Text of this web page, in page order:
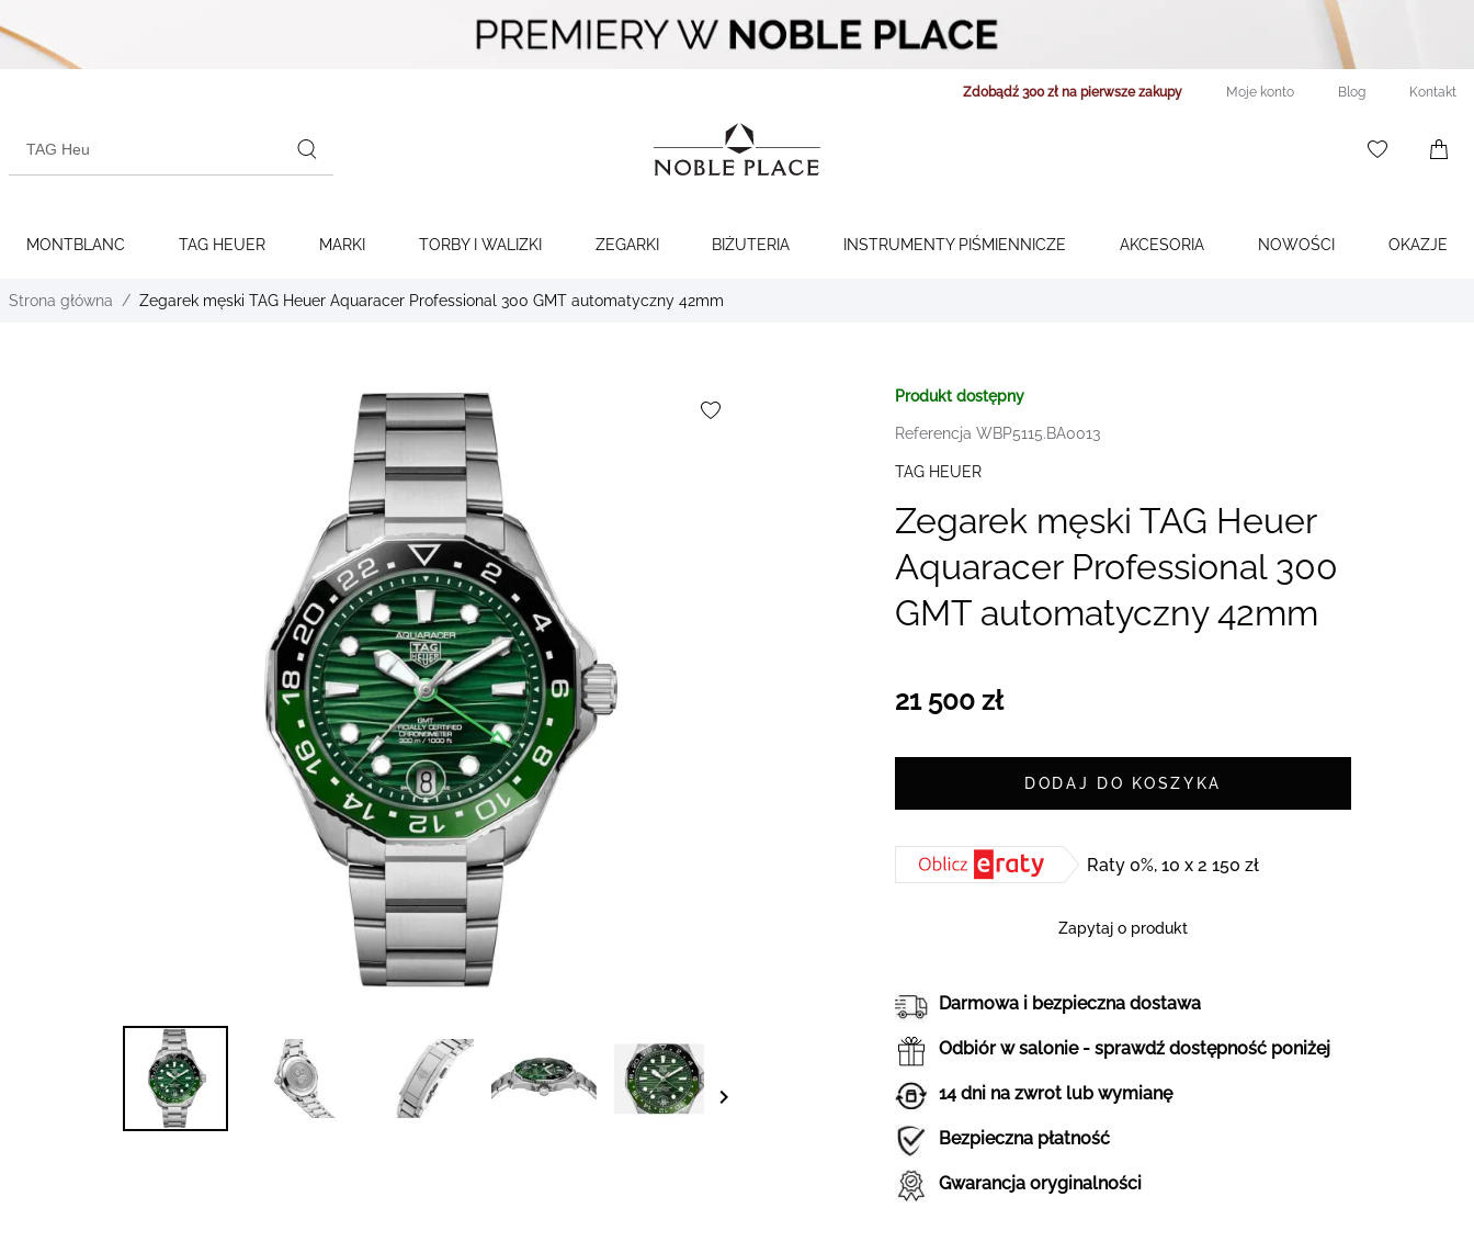
content
Zdobądź 300 zł na pierwsze zakupy Moje konto Blog Kontakt
products
MONTBLANC TAG HEUER MARKI TORBY I WALIZKI ZEGARKI BIŻUTERIA INSTRUMENTY PIŚMIENNICZE AKCESORIA NOWOŚCI OKAZJE
Strona główna Zegarek męski TAG Heuer Aquaracer Professional 300 GMT automatyczny 42mm
Produkt dostępny
Referencja WBP5115.BA0013
TAG HEUER
Zegarek męski TAG Heuer
Aquaracer Professional 300
GMT automatyczny 42mm
21 500 zł
DODAJ DO KOSZYKA
Raty 0%, 10 x 2 150 zł
Zapytaj o produkt
Darmowa i bezpieczna dostawa
Odbiór w salonie - sprawdź dostępność poniżej
14 dni na zwrot lub wymianę
Bezpieczna płatność
Gwarancja oryginalności